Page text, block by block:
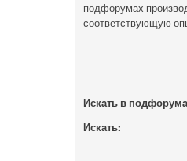
подфорумах
соответствующую
Искать в
Искать: